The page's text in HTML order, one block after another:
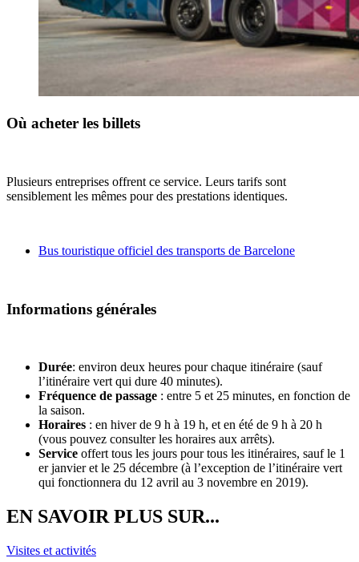
Où acheter les billets
Plusieurs entreprises offrent ce service. Leurs tarifs sont
sensiblement les mêmes pour des prestations identiques.
Bus touristique officiel des transports de Barcelone
Informations générales
Durée: environ deux heures pour chaque itinéraire (sauf
l’itinéraire vert qui dure 40 minutes).
Fréquence de passage : entre 5 et 25 minutes, en fonction de
la saison.
Horaires : en hiver de 9 h à 19 h, et en été de 9 h à 20 h
(vous pouvez consulter les horaires aux arrêts).
Service offert tous les jours pour tous les itinéraires, sauf le 1
er janvier et le 25 décembre (à l’exception de l’itinéraire vert
qui fonctionnera du 12 avril au 3 novembre en 2019).
EN SAVOIR PLUS SUR...
Visites et activités